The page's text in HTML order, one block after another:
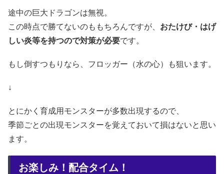
途中の巨大ドラゴンは無視。
この時点で勝てないのももちろんですが、 おたけび・はげ
しい炎等を持つので対策が必要です。
もし倒すつもりなら、フロッガー（水の心）も狙います。
↓
とにかく育成用モンスターが多数出現するので、
季節ごとの出現モンスターを覚えておいて損はないと思い
ます。
お楽しみ！配合タイム！